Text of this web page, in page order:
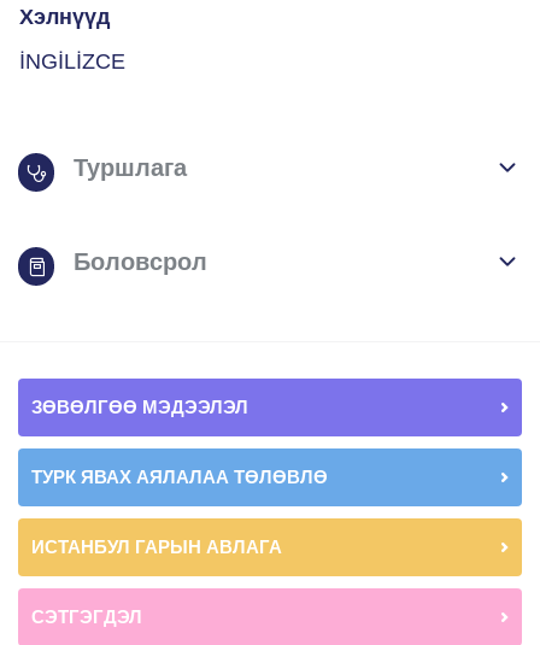
Хэлнүүд
İNGİLİZCE
Туршлага
Боловсрол
ЗӨВӨЛГӨӨ МЭДЭЭЛЭЛ
ТУРК ЯВАХ АЯЛАЛАА ТӨЛӨВЛӨ
ИСТАНБУЛ ГАРЫН АВЛАГА
СЭТГЭГДЭЛ